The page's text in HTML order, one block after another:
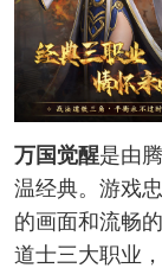
万国觉醒是由
温经典。游戏
的画面和流畅
道士三大职业